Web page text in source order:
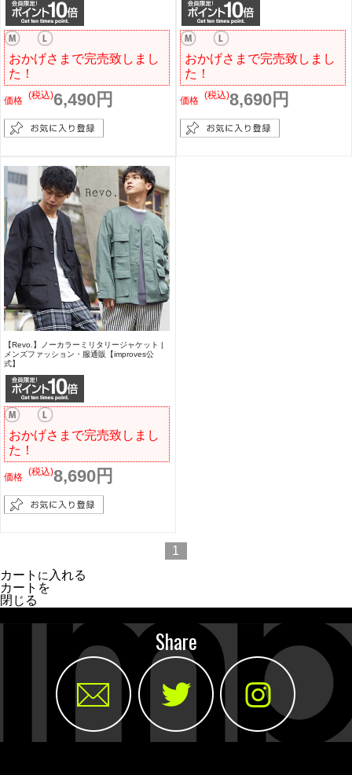
おかげさまで完売致しまし
た！
価格 6,490円
(税込)
おかげさまで完売致しまし
た！
価格 8,690円
(税込)
【Revo.】ノーカラーミリタリージャケット |
メンズファッション・服通販【improves公
式】
おかげさまで完売致しまし
た！
価格 8,690円
(税込)
1
カート に 入れる
カートを
閉じる
Share